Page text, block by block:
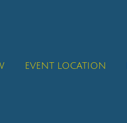
EVENT LOCATION